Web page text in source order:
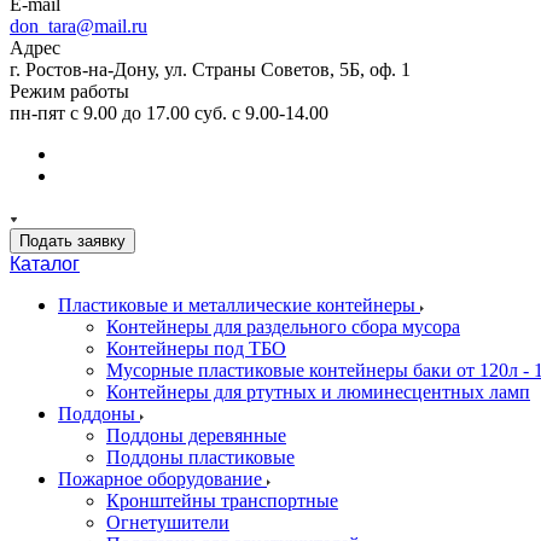
E-mail
don_tara@mail.ru
Адрес
г. Ростов-на-Дону, ул. Страны Советов, 5Б, оф. 1
Режим работы
пн-пят с 9.00 до 17.00 суб. с 9.00-14.00
Подать заявку
Каталог
Пластиковые и металлические контейнеры
Контейнеры для раздельного сбора мусора
Контейнеры под ТБО
Мусорные пластиковые контейнеры баки от 120л -
Контейнеры для ртутных и люминесцентных ламп
Поддоны
Поддоны деревянные
Поддоны пластиковые
Пожарное оборудование
Кронштейны транспортные
Огнетушители